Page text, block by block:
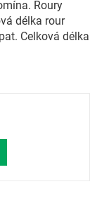
Roury
délka rour
Celková délka